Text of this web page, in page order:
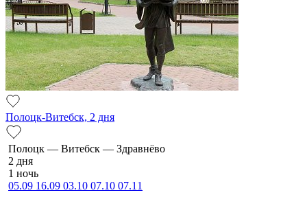
Полоцк-Витебск, 2 дня
По­лоцк — Ви­тебск — Здравнёво
2 дня
1 ночь
05.09 16.09 03.10 07.10 07.11